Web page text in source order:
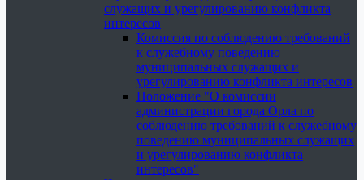
служащих и урегулированию конфликта
интересов
Комиссия по соблюдению требований
к служебному поведению
муниципальных служащих и
урегулированию конфликта интересов
Положение "О комиссии
администрации города Орла по
соблюдению требований к служебному
поведению муниципальных служащих
и урегулированию конфликта
интересов"